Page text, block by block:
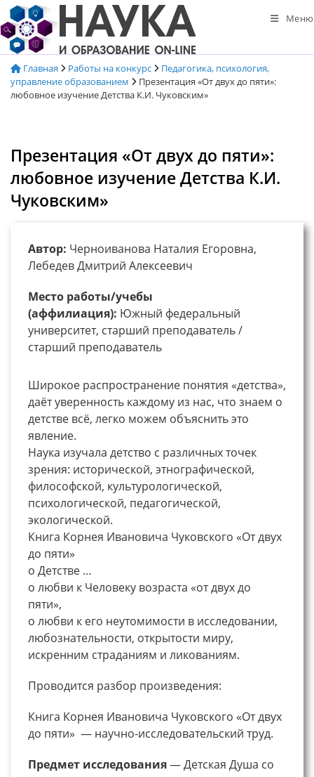
Перейти
к
содержимому
Меню
Главная Работы на конкурс
Педагогика, психология,
управление образованием
Презентация «От двух до пяти»:
любовное изучение Детства К.И. Чуковским»
Презентация «От двух до пяти»:
любовное изучение Детства К.И.
Чуковским»
Автор: Черноиванова Наталия Егоровна,
Лебедев Дмитрий Алексеевич
Место работы/учебы
(аффилиация): Южный федеральный
университет, старший преподаватель /
старший преподаватель
Широкое распространение понятия «детства»,
даёт уверенность каждому из нас, что знаем о
детстве всё, легко можем объяснить это
явление.
Наука изучала детство с различных точек
зрения: исторической, этнографической,
философской, культурологической,
психологической, педагогической,
экологической.
Книга Корнея Ивановича Чуковского «От двух
до пяти»
о Детстве …
о любви к Человеку возраста «от двух до
пяти»,
о любви к его неутомимости в исследовании,
любознательности, открытости миру,
искренним страданиям и ликованиям.
Проводится разбор произведения:
Книга Корнея Ивановича Чуковского «От двух
до пяти» — научно-исследовательский труд.
Предмет исследования— Детская Душа со